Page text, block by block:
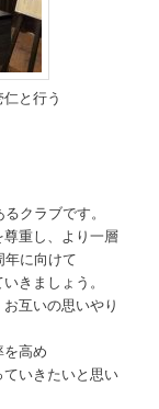
と行う
クラブです。
重し、より一層
に向けて
きましょう。
互いの思いやり
高め
いきたいと思い